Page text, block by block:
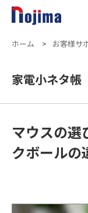
ホーム > お客様サ
家電小ネタ帳
マウスの選
クボールの